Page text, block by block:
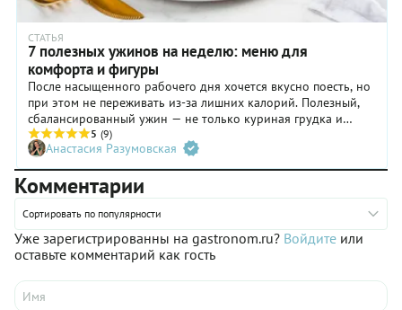
СТАТЬЯ
7 полезных ужинов на неделю: меню для
комфорта и фигуры
После насыщенного рабочего дня хочется вкусно поесть, но
при этом не переживать из-за лишних калорий. Полезный,
сбалансированный ужин — не только куриная грудка и
овощной салат. Есть и другие варианты легкой, но сытной и
простой в приготовлении еды. Собрали для вас несколько
интересных рецептов, которые доставят удовольствие за
столом, помогут поддерживать форму и не помешают
качественному сну.
5 (9)
Анастасия Разумовская
Комментарии
Сортировать по популярности
Уже зарегистрированны на gastronom.ru? Войдите или
оставьте комментарий как гость